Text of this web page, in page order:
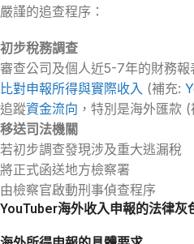
嚴謹的追查程序：
初步稅務調查
審查公司及個人近5-7年的財務報
比對申報所得與實際收入 (補充:
追蹤資金流向 ，特別是海外匯款 (
移送司法機關
若初步調查發現涉及重大逃漏稅
將正式函送地方檢察署
由檢察官啟動刑事偵查程序
YouTuber海外收入申報的法律灰